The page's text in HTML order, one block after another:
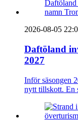
2026-08-05
Daftöland
2027
Inför säsongen
nytt tillskott. En